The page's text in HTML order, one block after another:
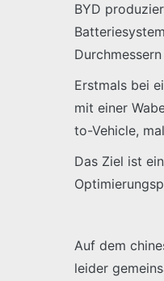
BYD
Erstmals bei
mit einer
to-Vehicle,
Das Ziel ist
Auf dem
leider